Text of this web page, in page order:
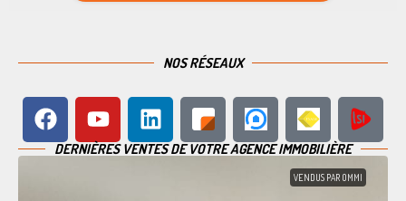
NOS RÉSEAUX
DERNIÈRES VENTES DE VOTRE AGENCE IMMOBILIÈRE
VENDUS PAR OMMI